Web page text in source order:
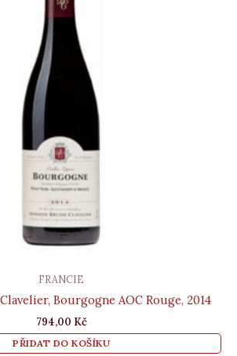
FRANCIE
Bourgogne AOC Rouge, 2014
794,00 Kč
PŘIDAT DO KOŠÍKU